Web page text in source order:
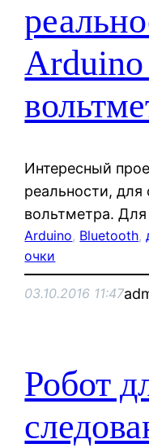
Arduino
Интересный
реальности, для
вольтметра. Для
Arduino, Bluetooth,
очки
03.10.2016 11:47
Робот